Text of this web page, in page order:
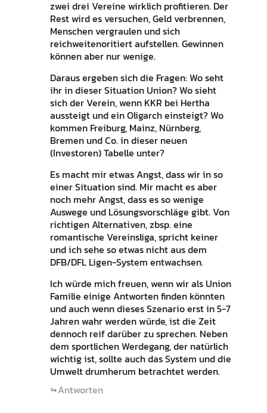
zwei drei Vereine wirklich profitieren. Der
Rest wird es versuchen, Geld verbrennen,
Menschen vergraulen und sich
reichweitenoritiert aufstellen. Gewinnen
können aber nur wenige.
Daraus ergeben sich die Fragen: Wo seht
ihr in dieser Situation Union? Wo sieht
sich der Verein, wenn KKR bei Hertha
aussteigt und ein Oligarch einsteigt? Wo
kommen Freiburg, Mainz, Nürnberg,
Bremen und Co. in dieser neuen
(Investoren) Tabelle unter?
Es macht mir etwas Angst, dass wir in so
einer Situation sind. Mir macht es aber
noch mehr Angst, dass es so wenige
Auswege und Lösungsvorschläge gibt. Von
richtigen Alternativen, zbsp. eine
romantische Vereinsliga, spricht keiner
und ich sehe so etwas nicht aus dem
DFB/DFL Ligen-System entwachsen.
Ich würde mich freuen, wenn wir als Union
Familie einige Antworten finden könnten
und auch wenn dieses Szenario erst in 5-7
Jahren wahr werden würde, ist die Zeit
dennoch reif darüber zu sprechen. Neben
dem sportlichen Werdegang, der natürlich
wichtig ist, sollte auch das System und die
Umwelt drumherum betrachtet werden.
Antworten